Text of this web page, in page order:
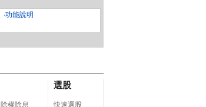
‧功能說明
除權除息
選股
快速選股